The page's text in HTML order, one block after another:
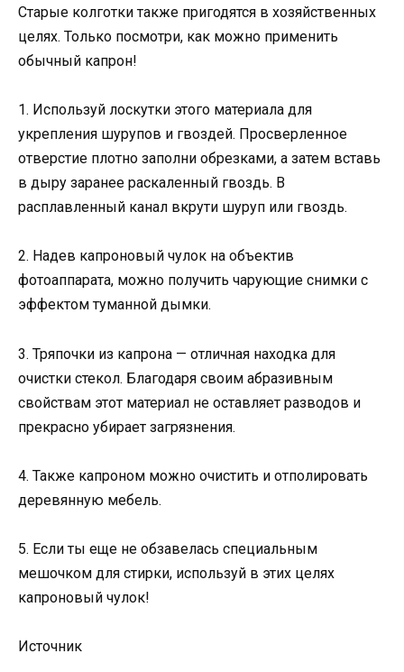
Старые колготки также пригодятся в хозяйственных
целях. Только посмотри, как можно применить
обычный капрон!
1. Используй лоскутки этого материала для
укрепления шурупов и гвоздей. Просверленное
отверстие плотно заполни обрезками, а затем вставь
в дыру заранее раскаленный гвоздь. В
расплавленный канал вкрути шуруп или гвоздь.
2. Надев капроновый чулок на объектив
фотоаппарата, можно получить чарующие снимки с
эффектом туманной дымки.
3. Тряпочки из капрона — отличная находка для
очистки стекол. Благодаря своим абразивным
свойствам этот материал не оставляет разводов и
прекрасно убирает загрязнения.
4. Также капроном можно очистить и отполировать
деревянную мебель.
5. Если ты еще не обзавелась специальным
мешочком для стирки, используй в этих целях
капроновый чулок!
Источник